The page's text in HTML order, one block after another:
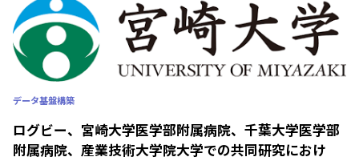
データ基盤構築
ログビー、宮崎大学医学部附属病院、千葉大学医学部
附属病院、産業技術大学院大学での共同研究におけ